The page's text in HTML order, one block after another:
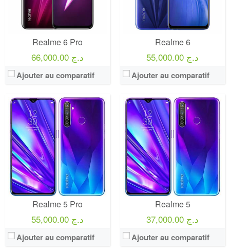
Realme 6 Pro
66,000.00 د.ج
Ajouter au comparatif
Realme 6
55,000.00 د.ج
Ajouter au comparatif
Realme 5 Pro
55,000.00 د.ج
Ajouter au comparatif
Realme 5
37,000.00 د.ج
Ajouter au comparatif